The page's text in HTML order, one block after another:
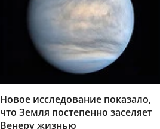
Новое исследование показало,
что Земля постепенно заселяет
Венеру жизнью